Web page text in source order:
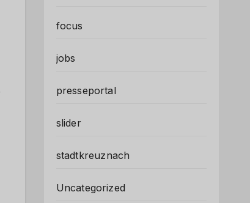
focus
jobs
presseportal
slider
stadtkreuznach
Uncategorized